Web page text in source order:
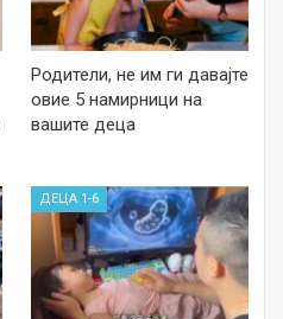
Родители, не им ги давајте
овие 5 намирници на
вашите деца
ДЕЦА 1-6